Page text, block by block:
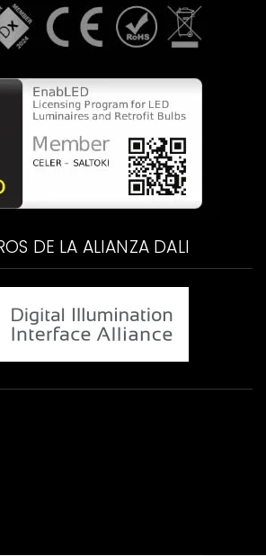
DE LA ALIANZA DALI